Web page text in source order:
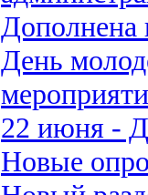
Дополнена
День
22 июня -
Новые